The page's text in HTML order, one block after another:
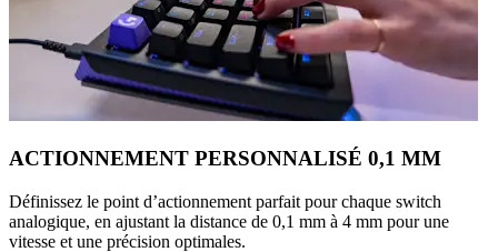
ACTIONNEMENT PERSONNALISÉ 0,1 MM
Définissez le point d’actionnement parfait pour chaque switch
analogique, en ajustant la distance de 0,1 mm à 4 mm pour une
vitesse et une précision optimales.